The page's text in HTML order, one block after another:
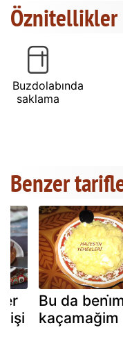
Öznitellikler
Buzdolabında
saklama
Benzer
işi
Bu da beni̇m
kaçamağim